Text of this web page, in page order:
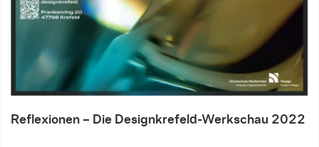
Reflexionen – Die Designkrefeld-Werkschau 2022